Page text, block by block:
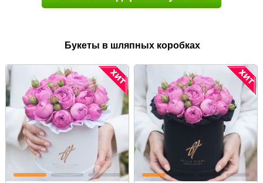
Букеты в шляпных коробках